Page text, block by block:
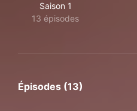
Saison 1
13 épisodes
Épisodes (13)